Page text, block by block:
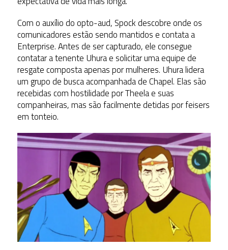
Com o auxílio do opto-aud, Spock descobre onde os
comunicadores estão sendo mantidos e contata a
Enterprise. Antes de ser capturado, ele consegue
contatar a tenente Uhura e solicitar uma equipe de
resgate composta apenas por mulheres. Uhura lidera
um grupo de busca acompanhada de Chapel. Elas são
recebidas com hostilidade por Theela e suas
companheiras, mas são facilmente detidas por feisers
em tonteio.